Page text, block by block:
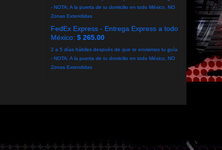
- NOTA: A la puerta de tu domicilio en todo México, NO
Zonas Extendidas
FedEx Express - Entrega Express a todo
México: $ 265.00
2 a 5 días hábiles después de que te enviamos tu guía
- NOTA: A la puerta de tu domicilio en todo México, NO
Zonas Extendidas